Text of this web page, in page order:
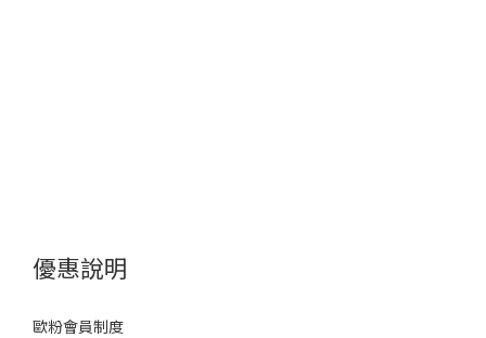
優惠說明
歐粉會員制度